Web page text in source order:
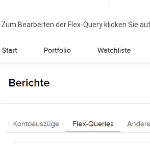
Zum Bearbeiten der Flex-Query klicken Sie